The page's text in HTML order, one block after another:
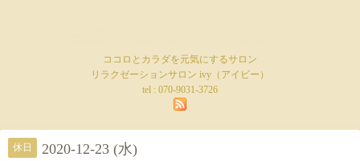
ココロとカラダを元気にするサロン
リラクゼーションサロン ivy（アイビー）
tel : 070-9031-3726
休日 2020-12-23 (水)